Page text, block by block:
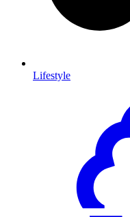
Lifestyle